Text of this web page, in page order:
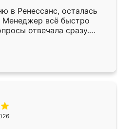
в Ренессанс, осталась
Менеджер всё быстро
отвечала сразу.
в субботу, подошёл к
Собрали
аккуратно, даже